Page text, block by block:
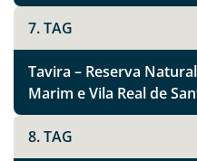
7. TAG
Tavira – Reserva
Marim e Vila Real de
8. TAG